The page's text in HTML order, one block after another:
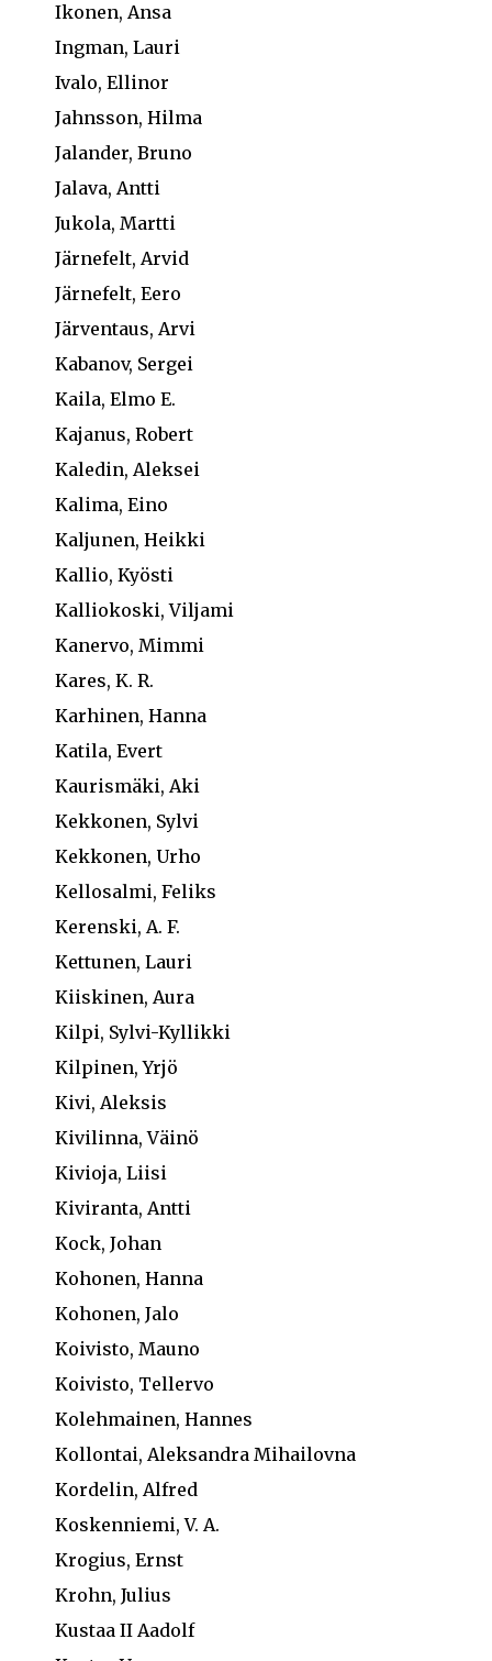
Ikonen, Ansa
Ingman, Lauri
Ivalo, Ellinor
Jahnsson, Hilma
Jalander, Bruno
Jalava, Antti
Jukola, Martti
Järnefelt, Arvid
Järnefelt, Eero
Järventaus, Arvi
Kabanov, Sergei
Kaila, Elmo E.
Kajanus, Robert
Kaledin, Aleksei
Kalima, Eino
Kaljunen, Heikki
Kallio, Kyösti
Kalliokoski, Viljami
Kanervo, Mimmi
Kares, K. R.
Karhinen, Hanna
Katila, Evert
Kaurismäki, Aki
Kekkonen, Sylvi
Kekkonen, Urho
Kellosalmi, Feliks
Kerenski, A. F.
Kettunen, Lauri
Kiiskinen, Aura
Kilpi, Sylvi-Kyllikki
Kilpinen, Yrjö
Kivi, Aleksis
Kivilinna, Väinö
Kivioja, Liisi
Kiviranta, Antti
Kock, Johan
Kohonen, Hanna
Kohonen, Jalo
Koivisto, Mauno
Koivisto, Tellervo
Kolehmainen, Hannes
Kollontai, Aleksandra Mihailovna
Kordelin, Alfred
Koskenniemi, V. A.
Krogius, Ernst
Krohn, Julius
Kustaa II Aadolf